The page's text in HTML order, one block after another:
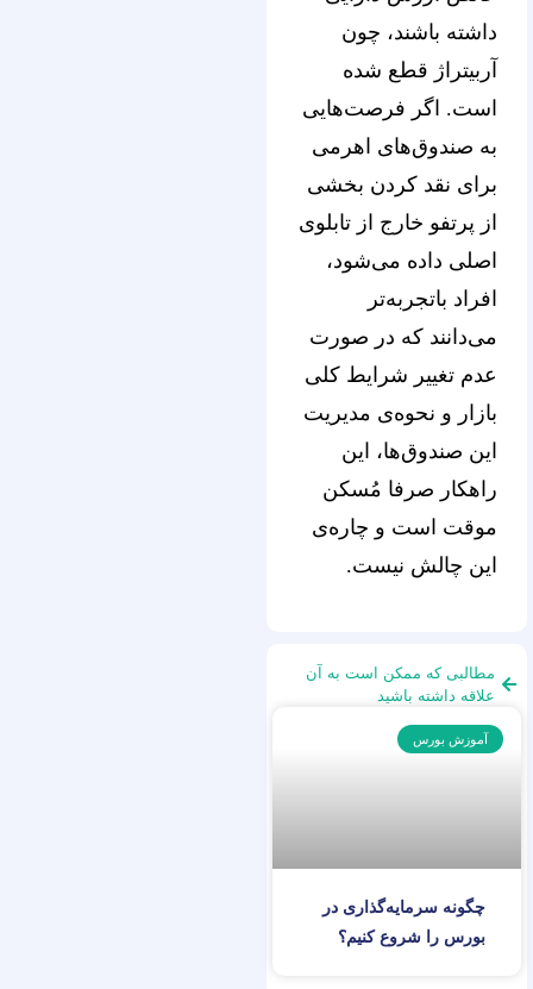
داشته باشند، چون
آربیتراژ قطع شده
است. اگر فرصت‌هایی
به صندوق‌های اهرمی
برای نقد کردن بخشی
از پرتفو خارج از تابلوی
اصلی داده می‌شود،
افراد باتجربه‌تر
می‌دانند که در صورت
عدم تغییر شرایط کلی
بازار و نحوه‌ی مدیریت
این صندوق‌ها، این
راهکار صرفا مُسکن
موقت است و چاره‌ی
این چالش نیست.
مطالبی که ممکن است به آن
علاقه داشته باشید
آموزش بورس
چگونه سرمایه‌گذاری در
بورس را شروع کنیم؟